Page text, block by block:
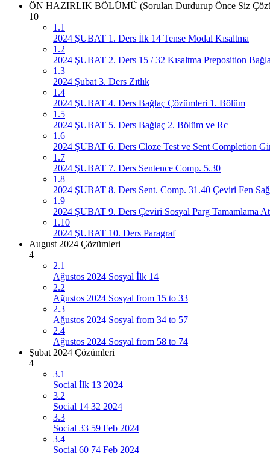
ÖN HAZIRLIK BÖLÜMÜ (Soruları Durdurup Önce Siz
10
1.1
2024 ŞUBAT 1. Ders İlk 14 Tense Modal Kısaltma
1.2
2024 ŞUBAT 2. Ders 15 / 32 Kısaltma Preposition
1.3
2024 Şubat 3. Ders Zıtlık
1.4
2024 ŞUBAT 4. Ders Bağlaç Çözümleri 1. Bölüm
1.5
2024 ŞUBAT 5. Ders Bağlaç 2. Bölüm ve Rc
1.6
2024 ŞUBAT 6. Ders Cloze Test ve Sent Completion
1.7
2024 ŞUBAT 7. Ders Sentence Comp. 5.30
1.8
2024 ŞUBAT 8. Ders Sent. Comp. 31.40 Çeviri Fen
1.9
2024 ŞUBAT 9. Ders Çeviri Sosyal Parg Tamamlama
1.10
2024 ŞUBAT 10. Ders Paragraf
August 2024 Çözümleri
4
2.1
Ağustos 2024 Sosyal İlk 14
2.2
Ağustos 2024 Sosyal from 15 to 33
2.3
Ağustos 2024 Sosyal from 34 to 57
2.4
Ağustos 2024 Sosyal from 58 to 74
Şubat 2024 Çözümleri
4
3.1
Social İlk 13 2024
3.2
Social 14 32 2024
3.3
Social 33 59 Feb 2024
3.4
Social 60 74 Feb 2024